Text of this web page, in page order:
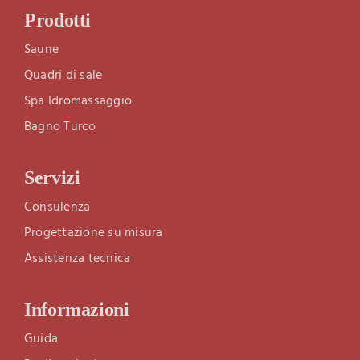
Prodotti
Saune
Quadri di sale
Spa Idromassaggio
Bagno Turco
Servizi
Consulenza
Progettazione su misura
Assistenza tecnica
Informazioni
Guida